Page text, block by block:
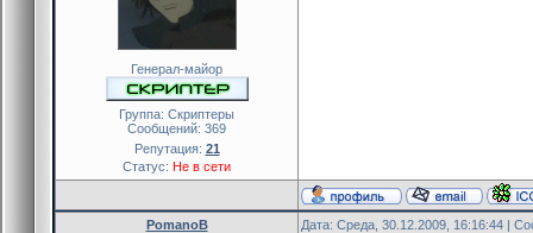
Генерал-майор
Группа: Скриптеры
Сообщений: 369
Репутация: 21
Статус: Не в сети
PomanoB Дата: Среда, 30.12.2009, 16:16:44 |